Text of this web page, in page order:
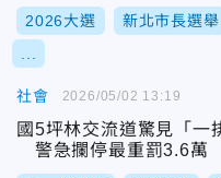
2026大選 新北市長選舉
社會
國5坪林交流道驚見「一
警急攔停最重罰3.6萬
2026/05/02 13:19